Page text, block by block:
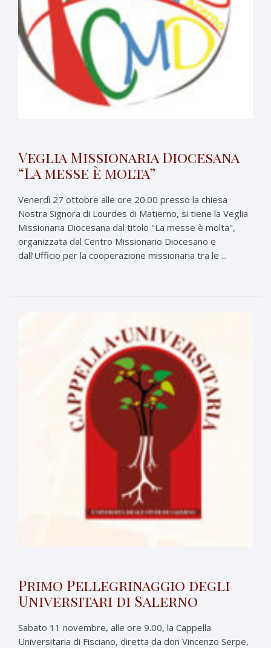
Veglia Missionaria Diocesana
“La messe è molta”
Venerdì 27 ottobre alle ore 20.00 presso la chiesa
Nostra Signora di Lourdes di Matierno, si tiene la Veglia
Missionaria Diocesana dal titolo "La messe è molta",
organizzata dal Centro Missionario Diocesano e
dall’Ufficio per la cooperazione missionaria tra le ...
Primo Pellegrinaggio degli
Universitari di Salerno
Sabato 11 novembre, alle ore 9.00, la Cappella
Universitaria di Fisciano, diretta da don Vincenzo Serpe,